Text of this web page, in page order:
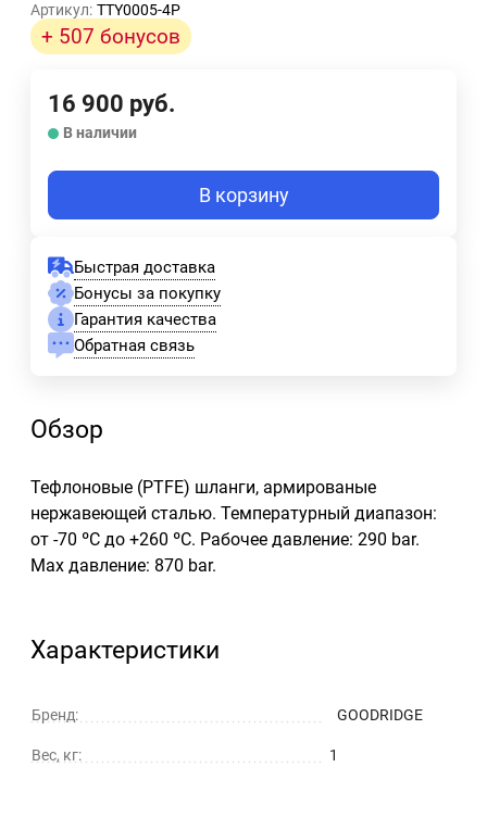
Артикул: TTY0005-4P
+ 507 бонусов
16 900 руб.
В наличии
В корзину
Быстрая доставка
Бонусы за покупку
Гарантия качества
Обратная связь
Обзор
Тефлоновые (PTFE) шланги, армированые
нержавеющей сталью. Температурный диапазон:
от -70 ºС до +260 ºC. Рабочее давление: 290 bar.
Max давление: 870 bar.
Характеристики
Бренд: GOODRIDGE
Вес, кг: 1